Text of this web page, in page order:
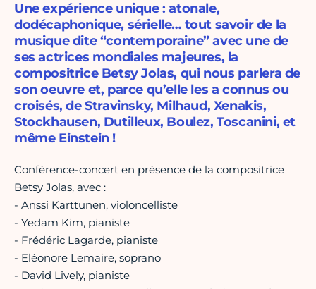
Une expérience unique : atonale,
dodécaphonique, sérielle… tout savoir de la
musique dite “contemporaine” avec une de
ses actrices mondiales majeures, la
compositrice Betsy Jolas, qui nous parlera de
son oeuvre et, parce qu’elle les a connus ou
croisés, de Stravinsky, Milhaud, Xenakis,
Stockhausen, Dutilleux, Boulez, Toscanini, et
même Einstein !
Conférence-concert en présence de la compositrice
Betsy Jolas, avec :
- Anssi Karttunen, violoncelliste
- Yedam Kim, pianiste
- Frédéric Lagarde, pianiste
- Eléonore Lemaire, soprano
- David Lively, pianiste